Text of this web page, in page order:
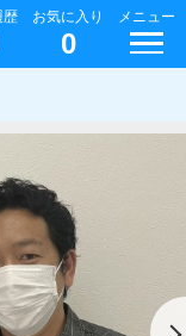
歴 お気に入り
0
メニュー